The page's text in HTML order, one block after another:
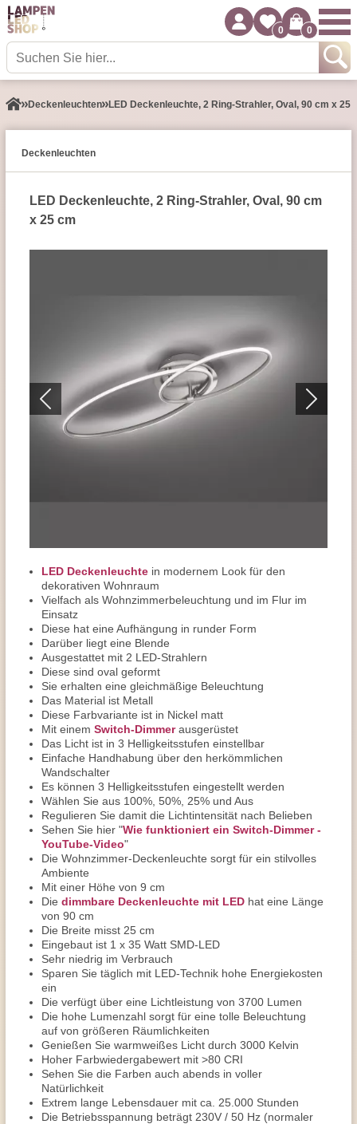
0 0
Decken­leuchten LED Deckenleuchte, 2 Ring-Strahler, Oval, 90 cm x 25
Decken­leuchten
LED Deckenleuchte, 2 Ring-Strahler, Oval, 90 cm
x 25 cm
LED Deckenleuchte in modernem Look für den
dekorativen Wohnraum
Vielfach als Wohnzimmerbeleuchtung und im Flur im
Einsatz
Diese hat eine Aufhängung in runder Form
Darüber liegt eine Blende
Ausgestattet mit 2 LED-Strahlern
Diese sind oval geformt
Sie erhalten eine gleichmäßige Beleuchtung
Das Material ist Metall
Diese Farbvariante ist in Nickel matt
Mit einem Switch-Dimmerausgerüstet
Das Licht ist in 3 Helligkeitsstufen einstellbar
Einfache Handhabung über den herkömmlichen
Wandschalter
Es können 3 Helligkeitsstufen eingestellt werden
Wählen Sie aus 100%, 50%, 25% und Aus
Regulieren Sie damit die Lichtintensität nach Belieben
Sehen Sie hier "Wie funktioniert ein Switch-Dimmer -
YouTube-Video"
Die Wohnzimmer-Deckenleuchte sorgt für ein stilvolles
Ambiente
Mit einer Höhe von 9 cm
Die dimmbare Deckenleuchte mit LED hat eine Länge
von 90 cm
Die Breite misst 25 cm
Eingebaut ist 1 x 35 Watt SMD-LED
Sehr niedrig im Verbrauch
Sparen Sie täglich mit LED-Technik hohe Energiekosten
ein
Die verfügt über eine Lichtleistung von 3700 Lumen
Die hohe Lumenzahl sorgt für eine tolle Beleuchtung
auf von größeren Räumlichkeiten
Genießen Sie warmweißes Licht durch 3000 Kelvin
Hoher Farbwiedergabewert mit >80 CRI
Sehen Sie die Farben auch abends in voller
Natürlichkeit
Extrem lange Lebensdauer mit ca. 25.000 Stunden
Die Betriebsspannung beträgt 230V / 50 Hz (normaler